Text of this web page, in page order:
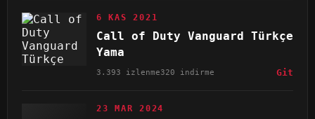
6 KAS 2021
Call of Duty Vanguard Türkçe
Yama
3.393 izlenme320 indirme Git
23 MAR 2024